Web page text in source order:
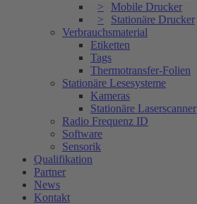
Mobile Drucker
Stationäre Drucker
Verbrauchsmaterial
Etiketten
Tags
Thermotransfer-Folien
Stationäre Lesesysteme
Kameras
Stationäre Laserscanner
Radio Frequenz ID
Software
Sensorik
Qualifikation
Partner
News
Kontakt